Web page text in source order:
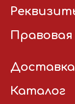
Доставка
Каталог